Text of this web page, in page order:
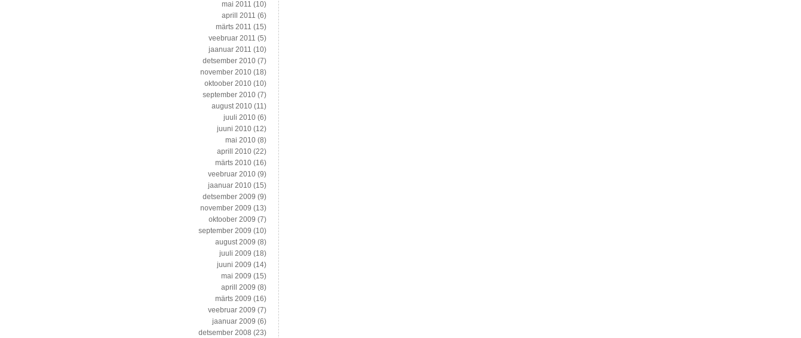
mai 2011 (10)
aprill 2011 (6)
märts 2011 (15)
veebruar 2011 (5)
jaanuar 2011 (10)
detsember 2010 (7)
november 2010 (18)
oktoober 2010 (10)
september 2010 (7)
august 2010 (11)
juuli 2010 (6)
juuni 2010 (12)
mai 2010 (8)
aprill 2010 (22)
märts 2010 (16)
veebruar 2010 (9)
jaanuar 2010 (15)
detsember 2009 (9)
november 2009 (13)
oktoober 2009 (7)
september 2009 (10)
august 2009 (8)
juuli 2009 (18)
juuni 2009 (14)
mai 2009 (15)
aprill 2009 (8)
märts 2009 (16)
veebruar 2009 (7)
jaanuar 2009 (6)
detsember 2008 (23)